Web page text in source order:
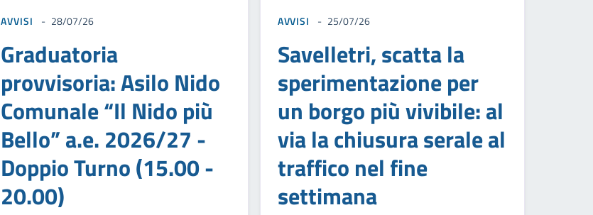
AVVISI 28/07/26
Graduatoria
provvisoria: Asilo Nido
Comunale “Il Nido più
Bello” a.e. 2026/27 -
Doppio Turno (15.00 -
20.00)
AVVISI 25/07/26
Savelletri, scatta la
sperimentazione per
un borgo più vivibile: al
via la chiusura serale al
traffico nel fine
settimana